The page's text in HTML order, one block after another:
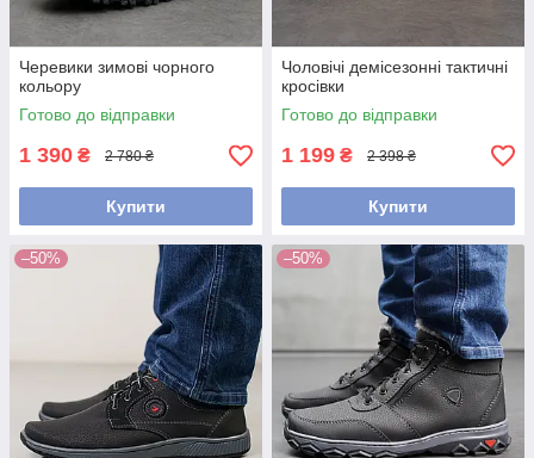
Черевики зимові чорного
кольору
Готово до відправки
1 390 ₴ 2 780 ₴
Купити
Чоловічі демісезонні тактичні
кросівки
Готово до відправки
1 199 ₴ 2 398 ₴
Купити
–50% –50%